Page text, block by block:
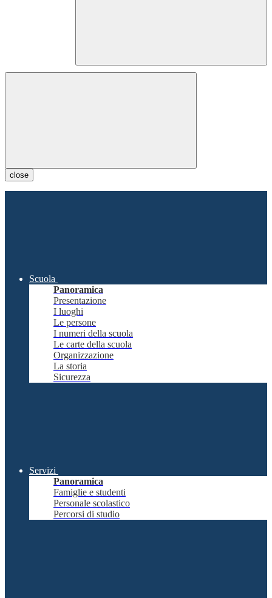
close
Scuola
Panoramica
Presentazione
I luoghi
Le persone
I numeri della scuola
Le carte della scuola
Organizzazione
La storia
Sicurezza
Servizi
Panoramica
Famiglie e studenti
Personale scolastico
Percorsi di studio